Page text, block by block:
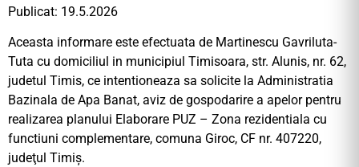
Publicat: 19.5.2026
Aceasta informare este efectuata de Martinescu Gavriluta-
Tuta cu domiciliul in municipiul Timisoara, str. Alunis, nr. 62,
judetul Timis, ce intentioneaza sa solicite la Administratia
Bazinala de Apa Banat, aviz de gospodarire a apelor pentru
realizarea planului Elaborare PUZ – Zona rezidentiala cu
functiuni complementare, comuna Giroc, CF nr. 407220,
judeţul Timiş.